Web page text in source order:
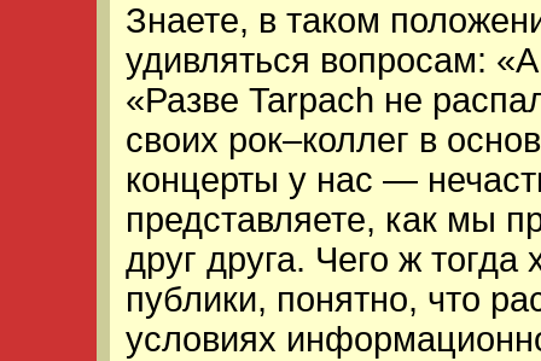
Знаете, в таком
удивляться вопросам:
«Разве Tarpach не
своих рок–коллег в
концерты у нас —
представляете, как мы
друг друга. Чего ж тогда
публики, понятно, что
условиях